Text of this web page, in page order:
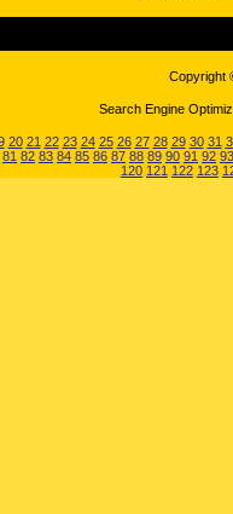
Copyright
Search Engine
20 21 22 23 24 25 26 27 28 29 30 31
81 82 83 84 85 86 87 88 89 90 91 92 93
120 121 122 123